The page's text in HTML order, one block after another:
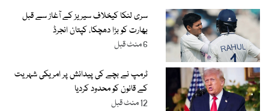
سری لنکا کیخلاف سیریز کے آغاز سے قبل
بھارت کو بڑا دھچکا، کپتان انجرڈ
6 منٹ قبل
ٹرمپ نے بچے کی پیدائش پر امریکی شہریت
کے قانون کو محدود کردیا
12 منٹ قبل